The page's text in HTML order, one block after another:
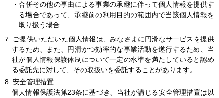
・合併その他の事由による事業の承継に伴って個人情報を提供す
る場合であって、承継前の利用目的の範囲内で当該個人情報を
取り扱う場合
7.
ご提供いただいた個人情報は、みなさまに円滑なサービスを提供
するため、また、円滑かつ効率的な事業活動を遂行するため、当
社が個人情報保護体制について一定の水準を満たしていると認め
る委託先に対して、その取扱いを委託することがあります。
8. 安全管理措置
個人情報保護法第23条に基づき、当社が講じる安全管理措置は以